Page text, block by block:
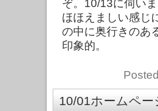
ぞ。10/13に伺い
ほほえましい感じ
の中に奥行きのあ
印象的。
10/01ホームペ